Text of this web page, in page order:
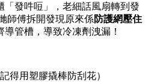
「發吽哣」，老細話風扇轉到發
師傅拆開發現原來係防護網壓住
導管槽，導致冷凍劑洩漏！
得用塑膠撬棒防刮花）